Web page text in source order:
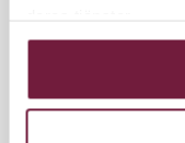
Utrustningen
- Buk x 1